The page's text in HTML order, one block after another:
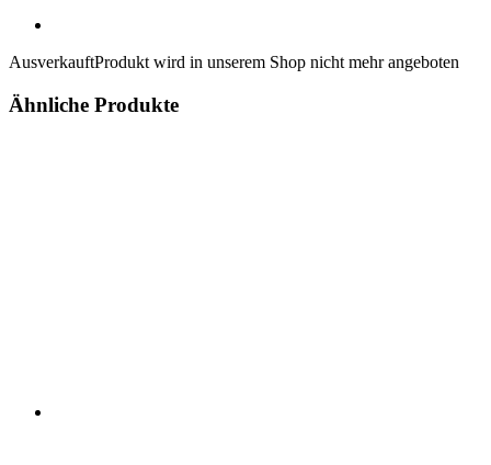
AusverkauftProdukt wird in unserem Shop nicht mehr angeboten
Ähnliche Produkte